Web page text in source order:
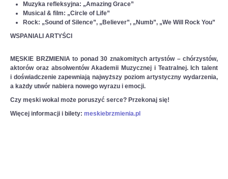
Muzyka refleksyjna: „Amazing Grace”
Musical & film: „Circle of Life”
Rock: „Sound of Silence”, „Believer”, „Numb”, „We Will Rock You”
WSPANIALI ARTYŚCI
MĘSKIE BRZMIENIAto ponad 30 znakomitych artystów – chórzystów,
aktorów oraz absolwentów Akademii Muzycznej i Teatralnej. Ich talent
i doświadczenie zapewniają najwyższy poziom artystyczny wydarzenia,
a każdy utwór nabiera nowego wyrazu i emocji.
Czy męski wokal może poruszyć serce? Przekonaj się!
Więcej informacji i bilety: meskiebrzmienia.pl